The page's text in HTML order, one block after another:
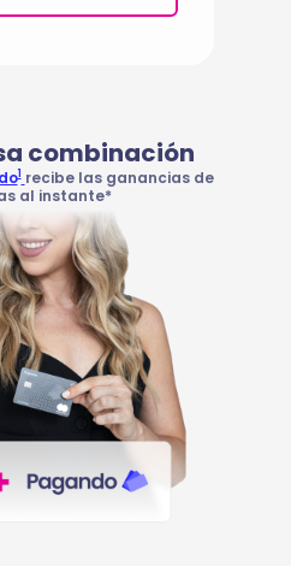
combinación
1 recibe las ganancias de
al instante*